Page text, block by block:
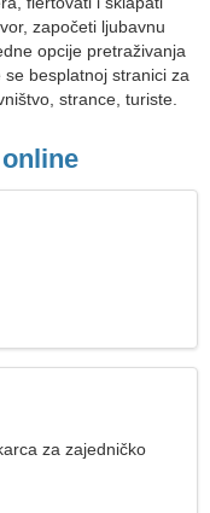
započeti ljubavnu
opcije pretraživanja
besplatnoj stranici za
strance, turiste.
za zajedničko